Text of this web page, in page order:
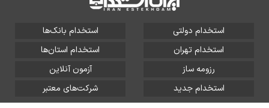
استخدام دولتی
استخدام بانک‌ها
استخدام تهران
استخدام استان‌ها
رزومه ساز
آزمون آنلاین
استخدام جدید
شرکت‌های معتبر